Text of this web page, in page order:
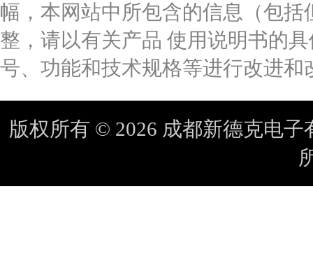
幅，本网站中所包含的信息（包
整，请以有关产品 使用说明书的
号、功能和技术规格等进行改进
版权所有 © 2026 成都新德克电